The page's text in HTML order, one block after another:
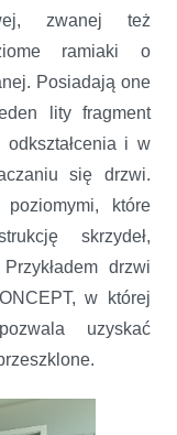
zwanej też
ramiaki o
Posiadają one
lity fragment
i w
się drzwi.
które
skrzydeł,
drzwi
w której
uzyskać